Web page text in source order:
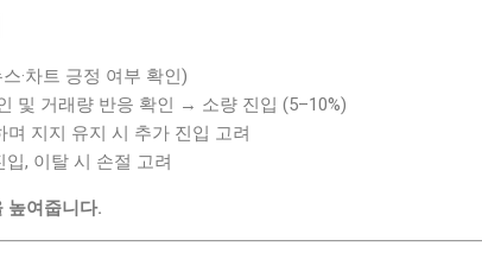
·차트 긍정 여부 확인)
및 거래량 반응 확인 → 소량 진입 (5–10%)
며 지지 유지 시 추가 진입 고려
, 이탈 시 손절 고려
높여줍니다.